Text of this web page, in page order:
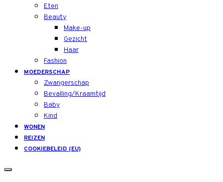
Eten
Beauty
Make-up
Gezicht
Haar
Fashion
MOEDERSCHAP
Zwangerschap
Bevalling/Kraamtijd
Baby
Kind
WONEN
REIZEN
COOKIEBELEID (EU)